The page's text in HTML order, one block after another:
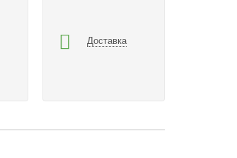
Доставка